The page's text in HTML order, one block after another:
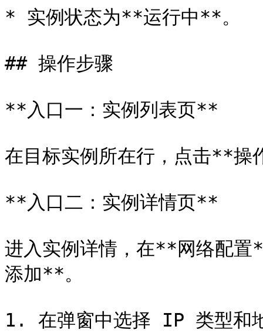
* 实例状态为**运行中**。
## 操作步骤
**入口一：实例列表页**
在目标实例所在行，点击**
**入口二：实例详情页**
进入实例详情，在**网络配
添加**。
1. 在弹窗中选择 IP 类型和